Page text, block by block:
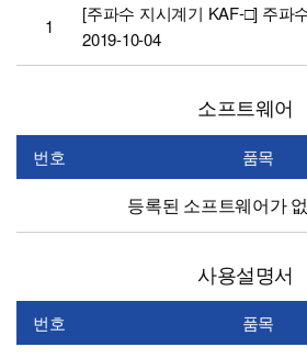
1
2019-10-04
소프트웨어
번호 품목
등록된 소프트웨어가
사용설명서
번호 품목